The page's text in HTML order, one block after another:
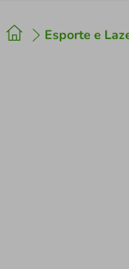
Esporte e